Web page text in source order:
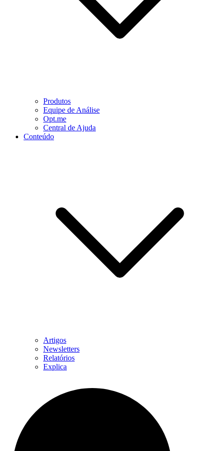
Produtos
Equipe de Análise
Opt.me
Central de Ajuda
Conteúdo
Artigos
Newsletters
Relatórios
Explica